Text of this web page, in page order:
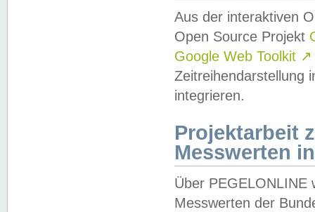
Aus der interaktiven
Open Source Projekt
Google Web Toolkit ↗
Zeitreihendarstellung
integrieren.
Projektarbeit
Messwerten
Über PEGELONLINE
Messwerten der